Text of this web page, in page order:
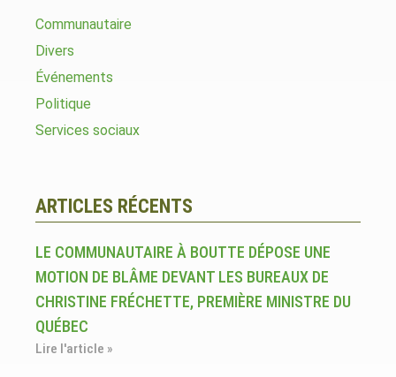
Communautaire
Divers
Événements
Politique
Services sociaux
ARTICLES RÉCENTS
LE COMMUNAUTAIRE À BOUTTE DÉPOSE UNE
MOTION DE BLÂME DEVANT LES BUREAUX DE
CHRISTINE FRÉCHETTE, PREMIÈRE MINISTRE DU
QUÉBEC
Lire l'article »